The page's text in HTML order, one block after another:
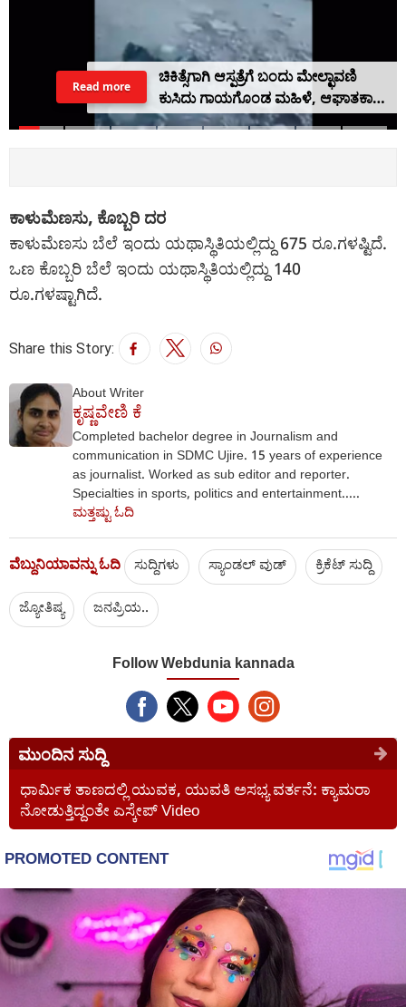
ಚಿಕಿತ್ಸೆಗಾಗಿ ಆಸ್ಪತ್ರೆಗೆ ಬಂದು ಮೇಲ್ಛಾವಣಿ
ಕುಸಿದು ಗಾಯಗೊಂಡ ಮಹಿಳೆ, ಆಘಾತಕಾರಿ
ವಿಡಿಯೋ
Read more
ಕಾಳುಮೆಣಸು, ಕೊಬ್ಬರಿ ದರ
ಕಾಳುಮೆಣಸು ಬೆಲೆ ಇಂದು ಯಥಾಸ್ಥಿತಿಯಲ್ಲಿದ್ದು 675 ರೂ.ಗಳಷ್ಟಿದೆ.
ಒಣ ಕೊಬ್ಬರಿ ಬೆಲೆ ಇಂದು ಯಥಾಸ್ಥಿತಿಯಲ್ಲಿದ್ದು 140
ರೂ.ಗಳಷ್ಟಾಗಿದೆ.
Share this Story:
About Writer
ಕೃಷ್ಣವೇಣಿ ಕೆ
Completed bachelor degree in Journalism and
communication in SDMC Ujire. 15 years of experience
as journalist. Worked as sub editor and reporter.
Specialties in sports, politics and entertainment.....
ಮತ್ತಷ್ಟು ಓದಿ
ವೆಬ್ದುನಿಯಾವನ್ನು ಓದಿ ಸುದ್ದಿಗಳು ಸ್ಯಾಂಡಲ್ ವುಡ್ ಕ್ರಿಕೆಟ್‌ ಸುದ್ದಿ
ಜ್ಯೋತಿಷ್ಯ ಜನಪ್ರಿಯ..
Follow Webdunia kannada
ಮುಂದಿನ ಸುದ್ದಿ
ಧಾರ್ಮಿಕ ತಾಣದಲ್ಲಿ ಯುವಕ, ಯುವತಿ ಅಸಭ್ಯ ವರ್ತನೆ: ಕ್ಯಾಮರಾ
ನೋಡುತ್ತಿದ್ದಂತೇ ಎಸ್ಕೇಪ್ Video